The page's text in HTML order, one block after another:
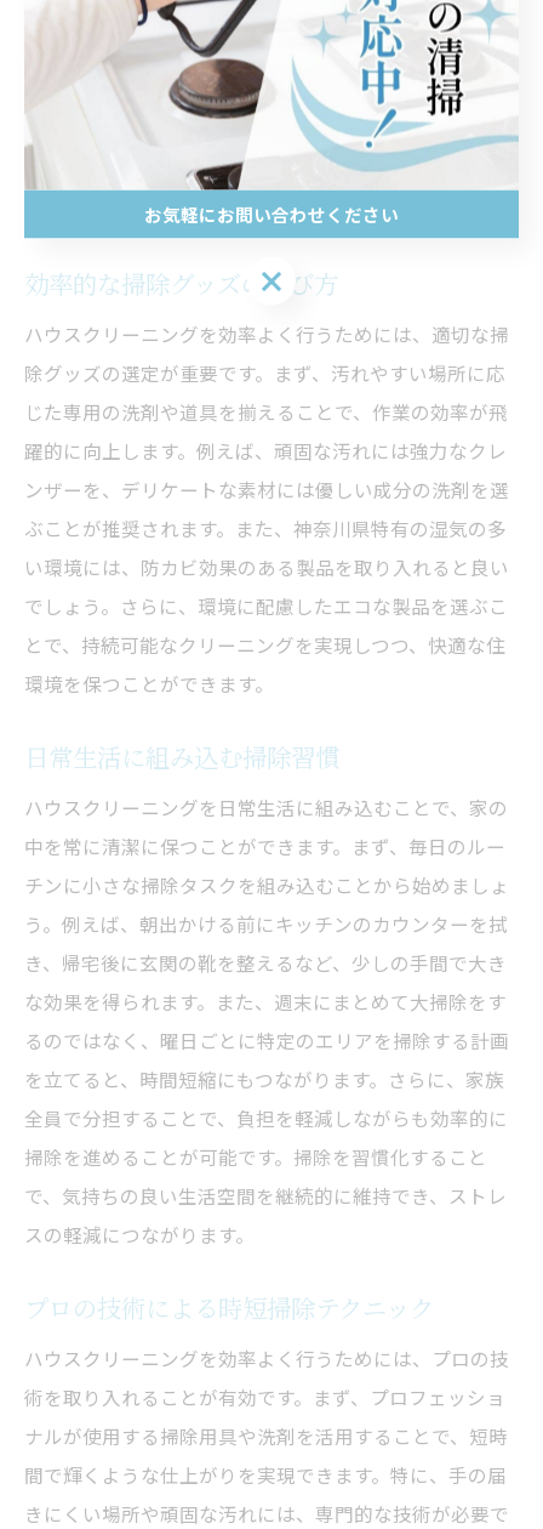
り組むことがポイントです。特に週末や休暇中にまとめ
て掃除する方には、この計画術が役立ちます。また、掃
除を楽しくするための工夫として、時間を決めて音楽を
かけながら行うと、一石二鳥の効果が期待できます。神
奈川県では、地域特有の気候を考慮した掃除方法も意識
すると、より効果的に作業を進めることが可能です。
効率的な掃除グッズの選び方
ハウスクリーニングを効率よく行うためには、適切な掃
除グッズの選定が重要です。まず、汚れやすい場所に応
じた専用の洗剤や道具を揃えることで、作業の効率が飛
躍的に向上します。例えば、頑固な汚れには強力なクレ
ンザーを、デリケートな素材には優しい成分の洗剤を選
ぶことが推奨されます。また、神奈川県特有の湿気の多
い環境には、防カビ効果のある製品を取り入れると良い
でしょう。さらに、環境に配慮したエコな製品を選ぶこ
とで、持続可能なクリーニングを実現しつつ、快適な住
環境を保つことができます。
日常生活に組み込む掃除習慣
ハウスクリーニングを日常生活に組み込むことで、家の
中を常に清潔に保つことができます。まず、毎日のルー
チンに小さな掃除タスクを組み込むことから始めましょ
う。例えば、朝出かける前にキッチンのカウンターを拭
き、帰宅後に玄関の靴を整えるなど、少しの手間で大き
な効果を得られます。また、週末にまとめて大掃除をす
るのではなく、曜日ごとに特定のエリアを掃除する計画
を立てると、時間短縮にもつながります。さらに、家族
全員で分担することで、負担を軽減しながらも効率的に
掃除を進めることが可能です。掃除を習慣化すること
で、気持ちの良い生活空間を継続的に維持でき、ストレ
スの軽減につながります。
プロの技術による時短掃除テクニック
ハウスクリーニングを効率よく行うためには、プロの技
術を取り入れることが有効です。まず、プロフェッショ
ナルが使用する掃除用具や洗剤を活用することで、短時
間で輝くような仕上がりを実現できます。特に、手の届
きにくい場所や頑固な汚れには、専門的な技術が必要で
お気軽にお問い合わせください
お気軽にお問い合わせください